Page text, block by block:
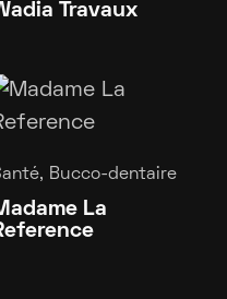
Travaux
Bucco-dentaire
La